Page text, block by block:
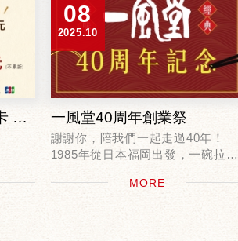
一風堂 X 聯邦銀行吉鶴卡 卡友專屬優惠！
08
2025.10
一風堂40周年創業祭
謝謝你，陪我們一起走過40年！
1985年從日本福岡出發，一碗拉
日，我們一起迎來一風堂40週年。
MORE